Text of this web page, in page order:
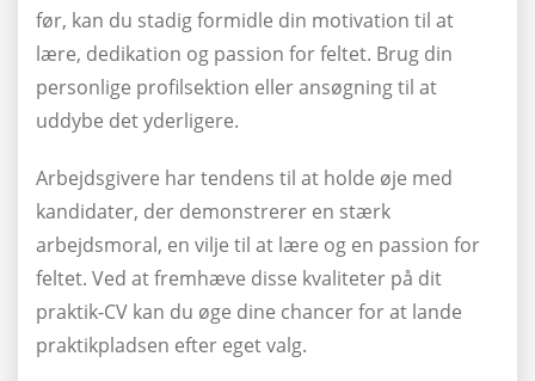
før, kan du stadig formidle din motivation til at
lære, dedikation og passion for feltet. Brug din
personlige profilsektion eller ansøgning til at
uddybe det yderligere.
Arbejdsgivere har tendens til at holde øje med
kandidater, der demonstrerer en stærk
arbejdsmoral, en vilje til at lære og en passion for
feltet. Ved at fremhæve disse kvaliteter på dit
praktik-CV kan du øge dine chancer for at lande
praktikpladsen efter eget valg.